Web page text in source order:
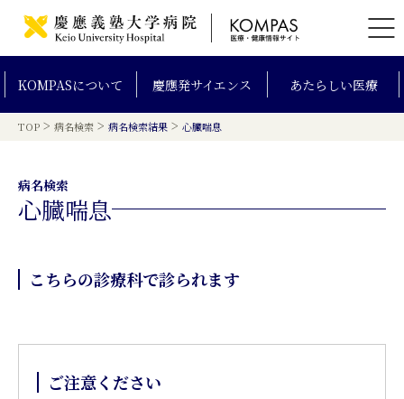
KOMPASについて 慶應発サイエンス あたらしい医療
TOP > 病名検索 > 病名検索結果 > 心臓喘息
病名検索
心臓喘息
こちらの診療科で診られます
ご注意ください